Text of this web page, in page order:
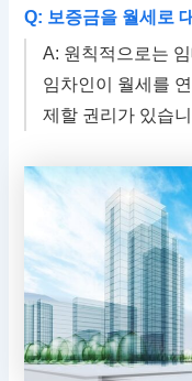
Q: 보증금을 월세로
A: 원칙적으로는
임차인이 월세를
제할 권리가 있습